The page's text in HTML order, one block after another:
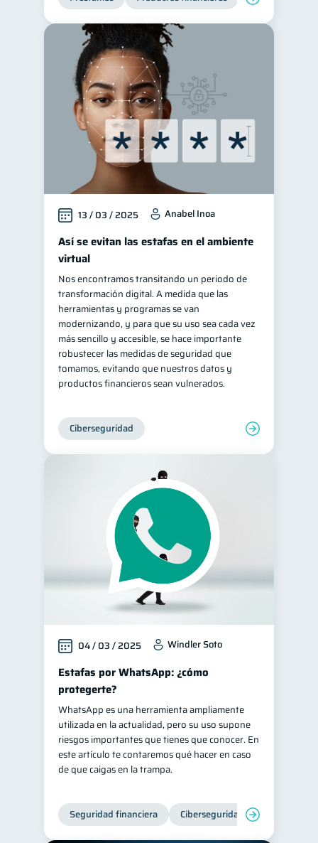
Cuenta Abandonada 2
Inversiones 2
Finanzas Personales
Finanzas en Pareja 1
Educación Financiera
Fraudes 1 Mipymes 1
Información financiera
inversiones
Gasto responsable
información financiera
13 / 03 / 2025 Anabel Inoa
Así se evitan las estafas en el ambiente
virtual
Nos encontramos transitando un periodo de
transformación digital. A medida que las
herramientas y programas se van
modernizando, y para que su uso sea cada vez
más sencillo y accesible, se hace importante
robustecer las medidas de seguridad que
tomamos, evitando que nuestros datos y
productos financieros sean vulnerados.
Ciberseguridad
04 / 03 / 2025 Windler Soto
Estafas por WhatsApp: ¿cómo
protegerte?
WhatsApp es una herramienta ampliamente
utilizada en la actualidad, pero su uso supone
riesgos importantes que tienes que conocer. En
este artículo te contaremos qué hacer en caso
de que caigas en la trampa.
Seguridad financiera Ciberseguridad